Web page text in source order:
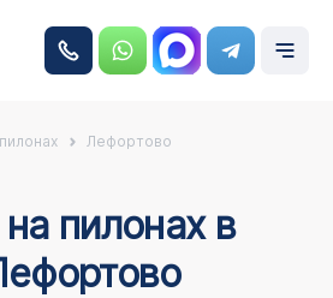
Лефортово
пилонах в